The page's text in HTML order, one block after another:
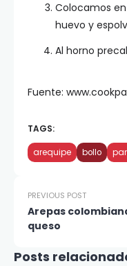
Colocamos
huevo y
Al horno
Fuente:
TAGS:
arequipe bollo
PREVIOUS POST
Arepas
queso
Posts